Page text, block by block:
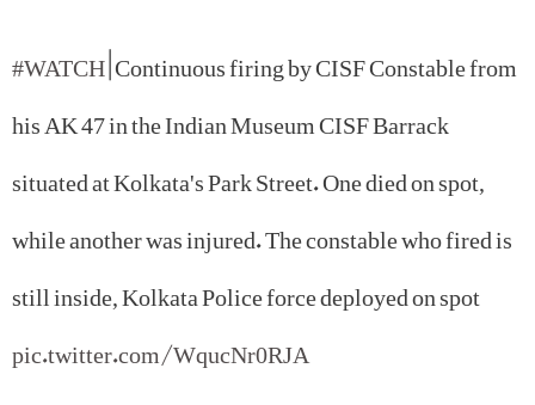
#WATCH| Continuous firing by CISF Constable from
his AK 47 in the Indian Museum CISF Barrack
situated at Kolkata's Park Street. One died on spot,
while another was injured. The constable who fired is
still inside, Kolkata Police force deployed on spot
pic.twitter.com/WqucNr0RJA